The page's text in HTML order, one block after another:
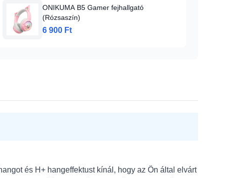
ONIKUMA B5 Gamer fejhallgató
(Rózsaszín)
6 900 Ft
és H+ hangeffektust kínál, hogy az Ön által elvárt